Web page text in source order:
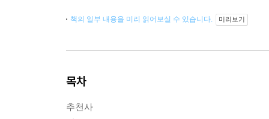
책의 일부 내용을 미리 읽어보실 수 있습니다. 미리보기
목차
추천사